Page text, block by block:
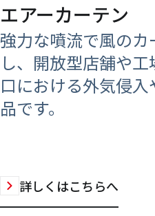
エアーカーテン
強力な噴流で風の
し、開放型店舗や
口における外気侵
品です。
詳しくはこちらへ